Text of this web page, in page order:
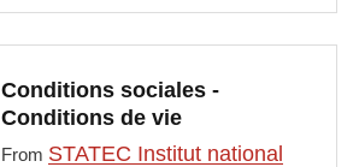
Conditions sociales -
Conditions de vie
From STATEC Institut national